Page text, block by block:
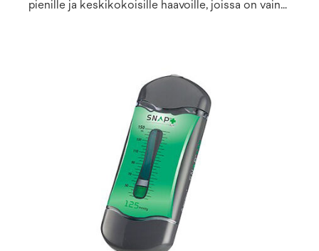
pienille ja keskikokoisille haavoille, joissa on vain